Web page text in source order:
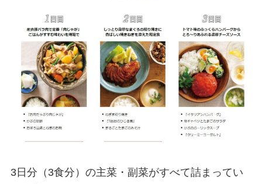
3日分（3食分）の主菜・副菜がすべて詰まってい